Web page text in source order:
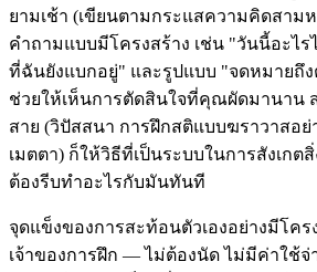
ยามเช้า (เขียนตามกระแสความคิดสาม
คำถามแบบมีโครงสร้าง เช่น "วันนี้อะไร
ที่ฉันยังแบกอยู่" และรูปแบบ "จดหมายถึง
ช่วยให้เห็นการตัดสินใจที่คุณผัดมานาน
สาย (วิปัสสนา การฝึกสติแบบฆราวาสอย่
เมตตา) ก็ให้วิธีที่เป็นระบบในการสังเกต
ต้องรีบทำอะไรกับมันทันที
จุดแข็งของการสะท้อนตัวเองอย่างมีโค
เจ้าของการฝึก — ไม่ต้องนัด ไม่มีค่าใช้จ่